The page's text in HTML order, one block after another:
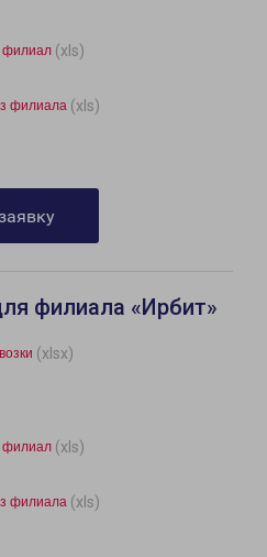
филиал (xls)
филиала (xls)
филиала «Ирбит»
(xlsx)
филиал (xls)
филиала (xls)